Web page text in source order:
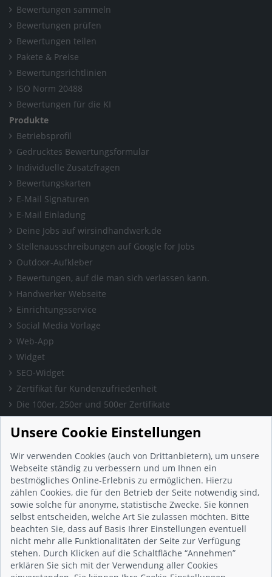
Bewertungen sammeln
Bewertungen prüfen
Bewertungen teilen
Pakete & Preise
Bewertungsrichtlinien
ISO Norm 20488
Bewertungen für die KI
Produkte
Betriebsprofil
Gedrucktes Bewertungsformular
Individuelle Zusatzfragen
Bewertungskarten
E-Mail Signaturen
E-Mail Einladung
Deine Jobs auf wirsindhandwerk.de
Stellenausschreibungen auf Google for Jobs
Outdoor-Aufkleber
Bewertungen, auf die man sich verlassen kann.
Handwerker Webseite
Einrichtungsservice
Social Media Vorlage
Web-App
Widget
SEO-Widget
Zertifikat für Kundenzufriedenheit
Die 100er, 250er und 500er Zertifikate
Presse & Wissen
Presse und Informationen
Blog
Häufig gestellte Fragen (FAQ)
Studie: Digitalisierungsbarometer
Initiative gegen Fake-Bewertungen
Kunden Informationen
Beratungsgespräch vereinbaren
Impressum
Datenschutz
Unsere Cookie Einstellungen
Wir verwenden Cookies (auch von Drittanbietern), um unsere
Webseite ständig zu verbessern und um Ihnen ein
bestmögliches Online-Erlebnis zu ermöglichen. Hierzu
zählen Cookies, die für den Betrieb der Seite notwendig sind,
sowie solche für anonyme, statistische Zwecke. Sie können
selbst entscheiden, welche Art Sie zulassen möchten. Bitte
beachten Sie, dass auf Basis Ihrer Einstellungen eventuell
nicht mehr alle Funktionalitäten der Seite zur Verfügung
stehen. Durch Klicken auf die Schaltfläche “Annehmen”
erklären Sie sich mit der Verwendung aller Cookies